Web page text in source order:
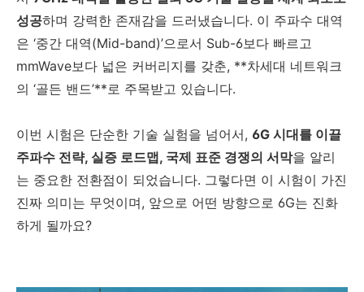
성공하며 강력한 존재감을 드러냈습니다. 이 주파수 대역
은 ‘중간 대역(Mid-band)’으로서 Sub-6보다 빠르고
mmWave보다 넓은 커버리지를 갖춘, **차세대 네트워크
의 ‘골든 밴드’**로 주목받고 있습니다.
이번 시험은 단순한 기술 실험을 넘어서, 6G 시대를 이끌
주파수 전략, 실증 로드맵, 국제 표준 경쟁의 서막을 알리
는 중요한 전환점이 되었습니다. 그렇다면 이 시험이 가진
진짜 의미는 무엇이며, 앞으로 어떤 방향으로 6G는 진화
하게 될까요?